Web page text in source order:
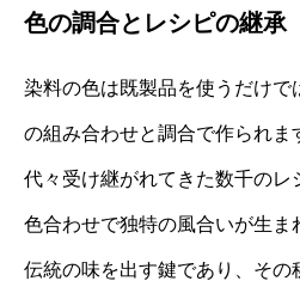
色の調合とレシピの継承
染料の色は既製品を使うだけで
の組み合わせと調合で作られま
代々受け継がれてきた数千のレ
色合わせで独特の風合いが生ま
伝統の味を出す鍵であり、その